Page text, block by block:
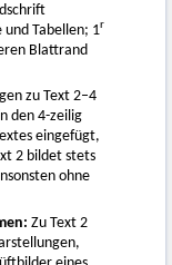
Tabellen; 1r
Blattrand
zu Text 2–4
den 4-zeilig
eingefügt,
2 bildet stets
ohne
Zu Text 2